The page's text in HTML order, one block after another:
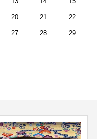
20 21 22
27 28 29